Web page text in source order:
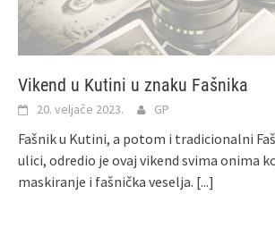
Vikend u Kutini u znaku Fašnika
20. veljače 2023. GP
Fašnik u Kutini, a potom i tradicionalni
ulici, odredio je ovaj vikend svima onima
maskiranje i fašnička veselja. [...]